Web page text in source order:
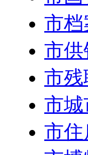
市档
市供
市残
市
市住